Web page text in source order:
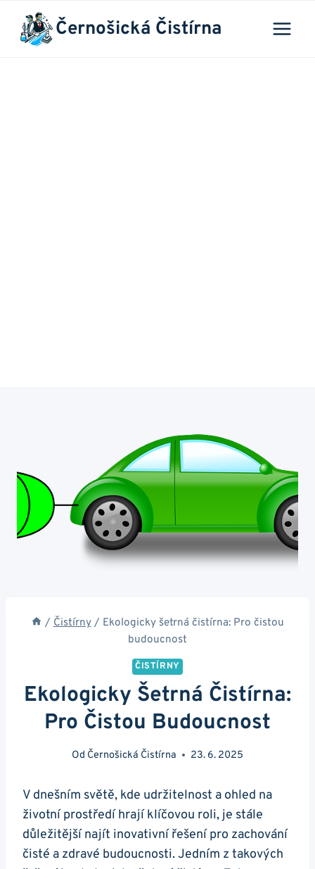
Přeskočit
obsah
Černošická Čistírna
/ Čistírny / Ekologicky šetrná čistírna: Pro čistou
budoucnost
ČISTÍRNY
Ekologicky Šetrná Čistírna:
Pro Čistou Budoucnost
Od Černošická Čistírna 23. 6. 2025
V dnešním světě, kde udržitelnost a ohled na
životní prostředí hrají klíčovou roli, je stále
důležitější najít inovativní řešení pro zachování
čisté a zdravé budoucnosti. Jedním z takových